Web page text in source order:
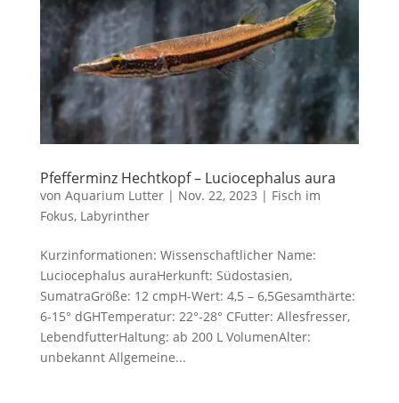
Pfefferminz Hechtkopf – Luciocephalus aura
von Aquarium Lutter| Nov. 22, 2023 | Fisch im
Fokus, Labyrinther
Kurzinformationen: Wissenschaftlicher Name:
Luciocephalus auraHerkunft: Südostasien,
SumatraGröße: 12 cmpH-Wert: 4,5 – 6,5Gesamthärte:
6-15° dGHTemperatur: 22°-28° CFutter: Allesfresser,
LebendfutterHaltung: ab 200 L VolumenAlter:
unbekannt Allgemeine...